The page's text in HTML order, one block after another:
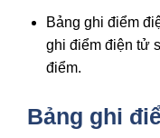
Bảng ghi điểm
ghi điểm điện tử
điểm.
Bảng ghi